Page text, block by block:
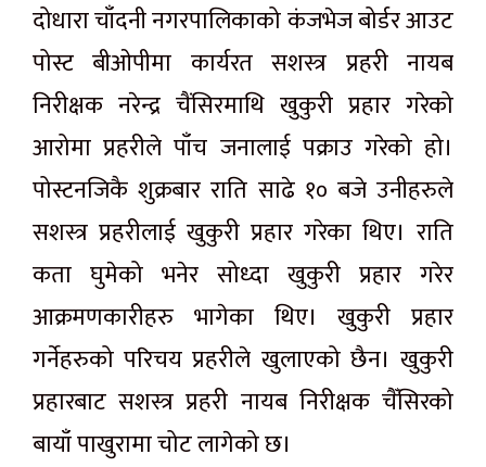
दोधारा चाँदनी नगरपालिकाको कंजभेज बोर्डर आउट
पोस्ट बीओपीमा कार्यरत सशस्त्र प्रहरी नायब
निरीक्षक नरेन्द्र चैंसिरमाथि खुकुरी प्रहार गरेको
आरोमा प्रहरीले पाँच जनालाई पक्राउ गरेको हो।
पोस्टनजिकै शुक्रबार राति साढे १० बजे उनीहरुले
सशस्त्र प्रहरीलाई खुकुरी प्रहार गरेका थिए। राति
कता घुमेको भनेर सोध्दा खुकुरी प्रहार गरेर
आक्रमणकारीहरु भागेका थिए। खुकुरी प्रहार
गर्नेहरुको परिचय प्रहरीले खुलाएको छैन। खुकुरी
प्रहारबाट सशस्त्र प्रहरी नायब निरीक्षक चैँसिरको
बायाँ पाखुरामा चोट लागेको छ।